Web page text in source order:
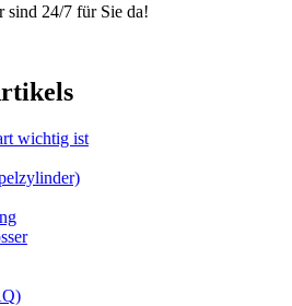
sind 24/7 für Sie da!
wichtig ist